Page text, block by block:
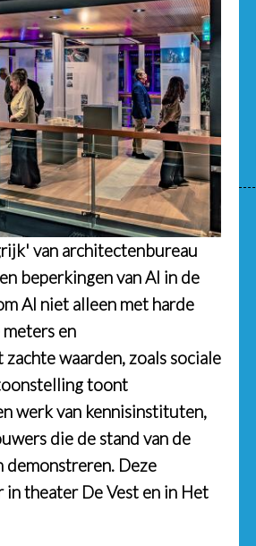
van architectenbureau
beperkingen van AI in de
AI niet alleen met harde
en
waarden, zoals sociale
toont
werk van kennisinstituten,
die de stand van de
Deze
in theater De Vest en in Het